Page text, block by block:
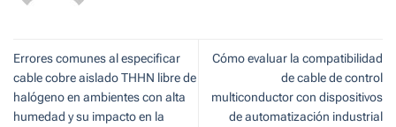
Errores comunes al especificar
cable cobre aislado THHN libre de
halógeno en ambientes con alta
humedad y su impacto en la
Cómo evaluar la compatibilidad
de cable de control
multiconductor con dispositivos
de automatización industrial